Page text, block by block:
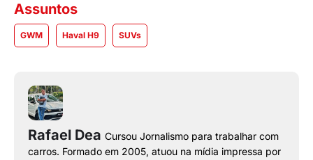
Assuntos
GWM Haval H9 SUVs
Rafael Dea Cursou Jornalismo para trabalhar com
carros. Formado em 2005, atuou na mídia impressa por